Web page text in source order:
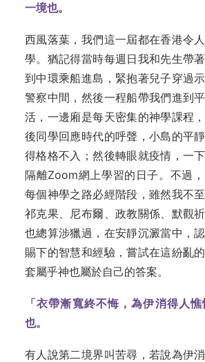
一境也。
西風落葉，我們這一屆都在香港令
學。猶記得當時每週日我和先生帶
到中環乘船進島，緊抱著兒子穿過
警察中間，然後一程船帶我們進到
活，一邊廂是每天密集的神學課程
後同學回應時代的呼聲，小島的平
得格格不入；然後轉眼就疫情，一
隔離Zoom網上學習的日子。不過
每個神學之路必經階段，雖然我不
祁克果、尼布爾、政教關係、默觀
也總算涉獵過，在安靜沉澱當中，
賜下的智慧和經驗，嘗試在這紛亂
套屬乎神也屬於自己的答案。
「衣帶漸寬終不悔，為伊消得人
也。
有人說第二境界叫苦尋，若說為伊